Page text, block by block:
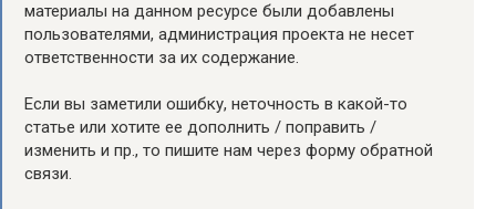
материалы на данном ресурсе были добавлены
пользователями, администрация проекта не несет
ответственности за их содержание.
Если вы заметили ошибку, неточность в какой-то
статье или хотите ее дополнить / поправить /
изменить и пр., то пишите нам через форму обратной
связи.